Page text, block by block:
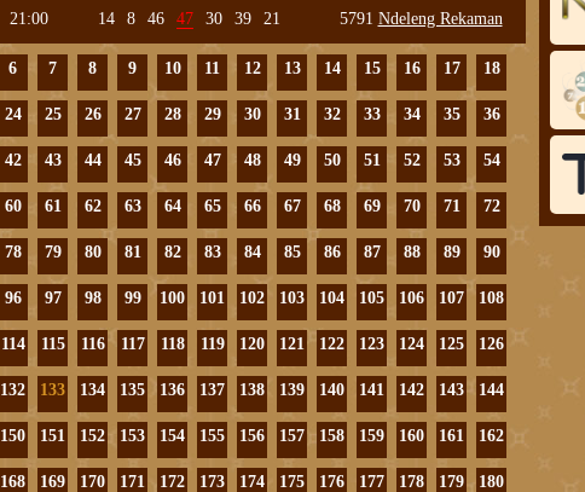
21:00 14 8 46 47 30 39 21 5791 Ndeleng Rekaman
6 7 8 9 10 11 12 13 14 15 16 17 18
24 25 26 27 28 29 30 31 32 33 34 35 36
42 43 44 45 46 47 48 49 50 51 52 53 54
60 61 62 63 64 65 66 67 68 69 70 71 72
78 79 80 81 82 83 84 85 86 87 88 89 90
96 97 98 99 100 101 102 103 104 105 106 107 108
114 115 116 117 118 119 120 121 122 123 124 125 126
132 133 134 135 136 137 138 139 140 141 142 143 144
150 151 152 153 154 155 156 157 158 159 160 161 162
168 169 170 171 172 173 174 175 176 177 178 179 180